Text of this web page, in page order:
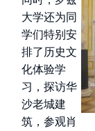
大学还为同
学们特别安
排了历史文
化体验学
习，探访华
沙老城建
筑，参观肖